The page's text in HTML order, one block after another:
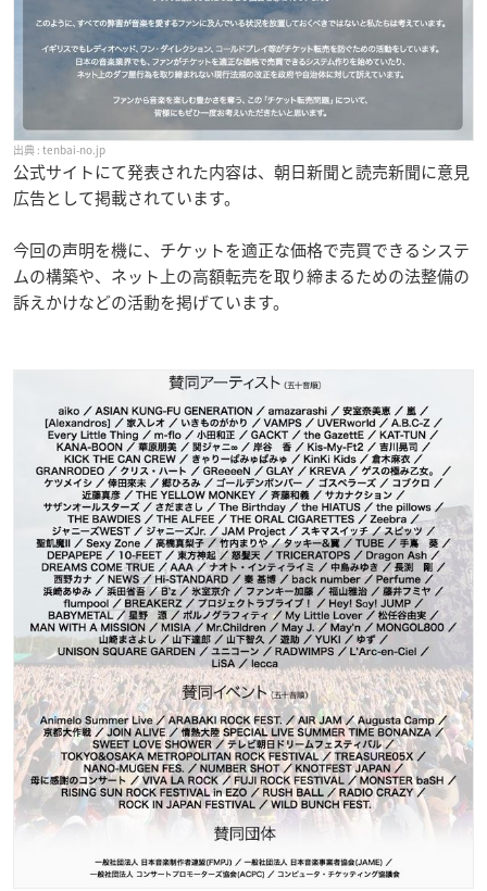
tenbai-no.jp
公式サイトにて発表された内容は、朝日新聞と読売新聞に意見
広告として掲載されています。
今回の声明を機に、チケットを適正な価格で売買できるシステ
ムの構築や、ネット上の高額転売を取り締まるための法整備の
訴えかけなどの活動を掲げています。